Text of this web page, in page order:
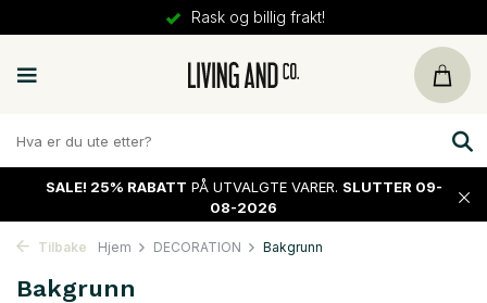
30 dagerretur
SALE! 25% RABATT PÅ UTVALGTE VARER. SLUTTER 09-
08-2026
Tilbake Hjem DECORATION Bakgrunn
Bakgrunn